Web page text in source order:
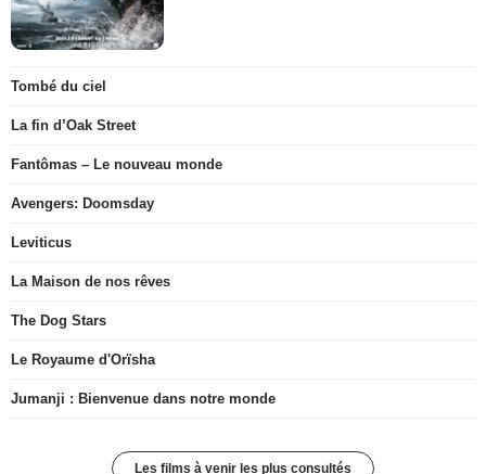
Tombé du ciel
La fin d’Oak Street
Fantômas – Le nouveau monde
Avengers: Doomsday
Leviticus
La Maison de nos rêves
The Dog Stars
Le Royaume d'Orïsha
Jumanji : Bienvenue dans notre monde
Les films à venir les plus consultés